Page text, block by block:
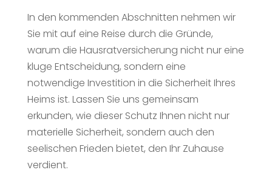
In den kommenden Abschnitten nehmen wir
Sie mit auf eine Reise durch die Gründe,
warum die Hausratversicherung nicht nur eine
kluge Entscheidung, sondern eine
notwendige Investition in die Sicherheit Ihres
Heims ist. Lassen Sie uns gemeinsam
erkunden, wie dieser Schutz Ihnen nicht nur
materielle Sicherheit, sondern auch den
seelischen Frieden bietet, den Ihr Zuhause
verdient.